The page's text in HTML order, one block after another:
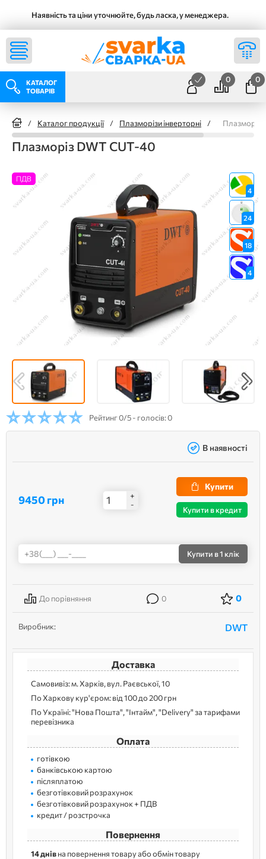
Наявність та ціни уточнюйте, будь ласка, у менеджера.
КАТАЛОГ
ТОВАРІВ
0 0
/ Каталог продукції / Плазморізи інверторні / Плазморіз
Плазморіз DWT CUT-40
ПДВ
4
24
18
4
Рейтинг0/5 - голосів: 0
В наявності
9450 грн
+
-
Купити
Купити в кредит
Купити в 1 клік
До порівняння 0 0
Виробник: DWT
Доставка
Самовивіз: м. Харків, вул. Раєвської, 10
По Харкову кур'єром: від 100 до 200 грн
По Україні: "Нова Пошта", "Інтайм", "Delivery" за тарифами
перевізника
Оплата
готівкою
банківською картою
післяплатою
безготівковий розрахунок
безготівковий розрахунок + ПДВ
кредит / розстрочка
Повернення
14 днівна повернення товару або обмін товару